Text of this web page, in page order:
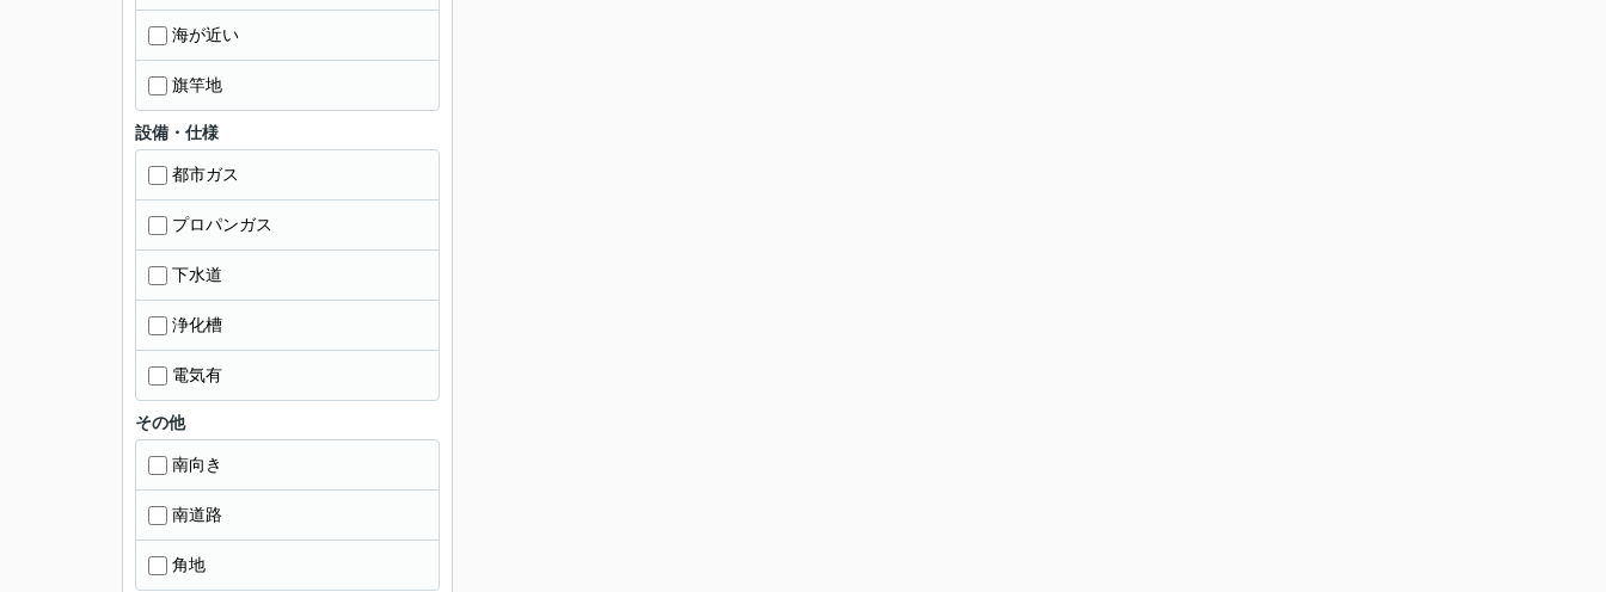
海が近い
旗竿地
設備・仕様
都市ガス
プロパンガス
下水道
浄化槽
電気有
その他
南向き
南道路
角地